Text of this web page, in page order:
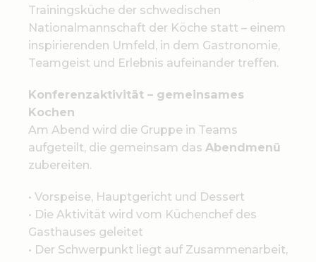
Trainingsküche der schwedischen
Nationalmannschaft der Köche statt – einem
inspirierenden Umfeld, in dem Gastronomie,
Teamgeist und Erlebnis aufeinander treffen.
Konferenzaktivität – gemeinsames
Kochen
Am Abend wird die Gruppe in Teams
aufgeteilt, die gemeinsam das Abendmenü
zubereiten.
• Vorspeise, Hauptgericht und Dessert
• Die Aktivität wird vom Küchenchef des
Gasthauses geleitet
• Der Schwerpunkt liegt auf Zusammenarbeit,